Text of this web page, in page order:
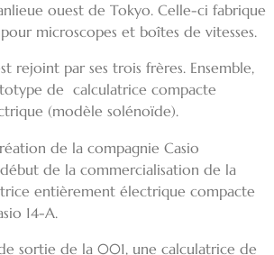
ouest de Tokyo. Celle-ci fabrique
microscopes et boîtes de vitesses.
rejoint par ses trois frères. Ensemble,
de calculatrice compacte
(modèle solénoïde).
de la compagnie Casio
de la commercialisation de la
entièrement électrique compacte
14-A.
sortie de la 001, une calculatrice de